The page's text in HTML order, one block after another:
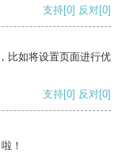
支持[0] 反对[0]
比如将设置页面进行优
支持[0] 反对[0]
！